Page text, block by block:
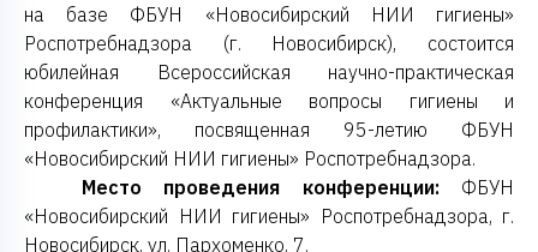
на базе ФБУН «Новосибирский НИИ гигиены»
Роспотребнадзора (г. Новосибирск), состоится
юбилейная Всероссийская научно-практическая
конференция «Актуальные вопросы гигиены и
профилактики», посвященная 95-летию ФБУН
«Новосибирский НИИ гигиены» Роспотребнадзора.
Место проведения конференции:ФБУН
«Новосибирский НИИ гигиены» Роспотребнадзора, г.
Новосибирск, ул. Пархоменко, 7.